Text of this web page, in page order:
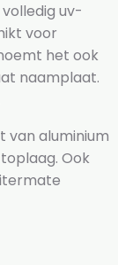
uv-
voor
het ook
naamplaat.
van aluminium
Ook